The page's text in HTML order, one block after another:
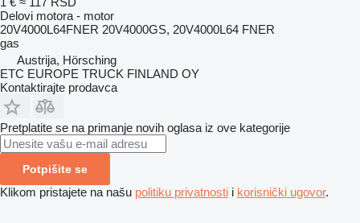
Delovi motora - motor
20V4000L64FNER 20V4000GS, 20V4000L64 FNER
gas
Austrija, Hörsching
ETC EUROPE TRUCK FINLAND OY
Kontaktirajte prodavca
Pretplatite se na primanje novih oglasa iz ove kategorije
Potpišite se
Klikom pristajete na našu politiku privatnosti i korisnički ugovor.